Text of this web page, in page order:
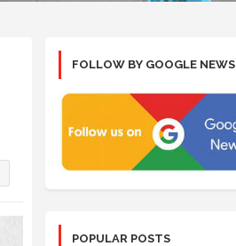
FOLLOW BY GOOGLE NEWS
POPULAR POSTS